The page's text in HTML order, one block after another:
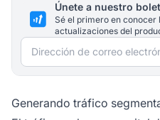
Únete a nuestro
Sé el primero en conocer
actualizaciones del
Dirección de correo
Generando tráfico